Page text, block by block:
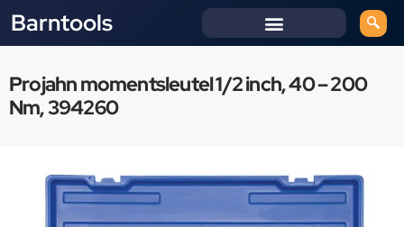
Barntools
Projahn momentsleutel 1/2 inch, 40 – 200
Nm, 394260